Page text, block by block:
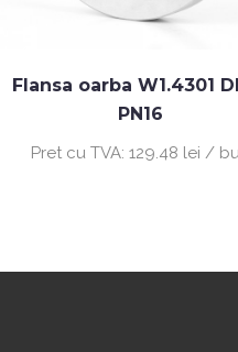
Flansa oarba W1.4301
PN16
Pret cu TVA: 129.48 lei /